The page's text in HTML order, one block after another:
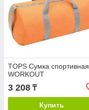
TOPS Сумка спортивная
WORKOUT
3 208 ₸
Купить